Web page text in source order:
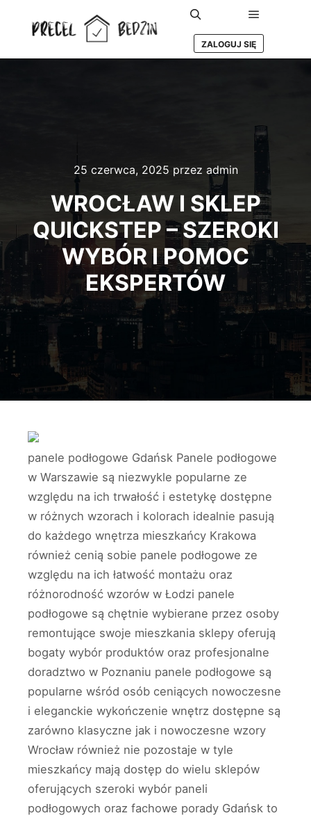
Szukaj Główne
ZALOGUJ SIĘ
25 czerwca, 2025 przez admin
WROCŁAW I SKLEP
QUICKSTEP – SZEROKI
WYBÓR I POMOC
EKSPERTÓW
panele podłogowe Gdańsk Panele podłogowe
w Warszawie są niezwykle popularne ze
względu na ich trwałość i estetykę dostępne
w różnych wzorach i kolorach idealnie pasują
do każdego wnętrza mieszkańcy Krakowa
również cenią sobie panele podłogowe ze
względu na ich łatwość montażu oraz
różnorodność wzorów w Łodzi panele
podłogowe są chętnie wybierane przez osoby
remontujące swoje mieszkania sklepy oferują
bogaty wybór produktów oraz profesjonalne
doradztwo w Poznaniu panele podłogowe są
popularne wśród osób ceniących nowoczesne
i eleganckie wykończenie wnętrz dostępne są
zarówno klasyczne jak i nowoczesne wzory
Wrocław również nie pozostaje w tyle
mieszkańcy mają dostęp do wielu sklepów
oferujących szeroki wybór paneli
podłogowych oraz fachowe porady Gdańsk to